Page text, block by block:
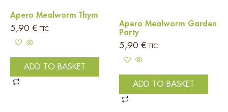
Apero Mealworm Thym
5,90 € TTC
ADD TO BASKET
Apero Mealworm Garden
Party
5,90 € TTC
ADD TO BASKET